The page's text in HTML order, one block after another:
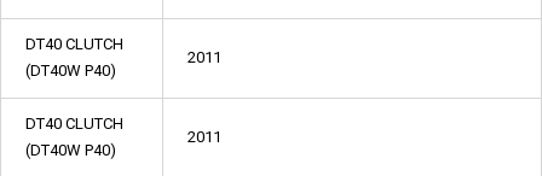
DT40 CLUTCH
(DT40W P40)
2011
DT40 CLUTCH
(DT40W P40)
2011